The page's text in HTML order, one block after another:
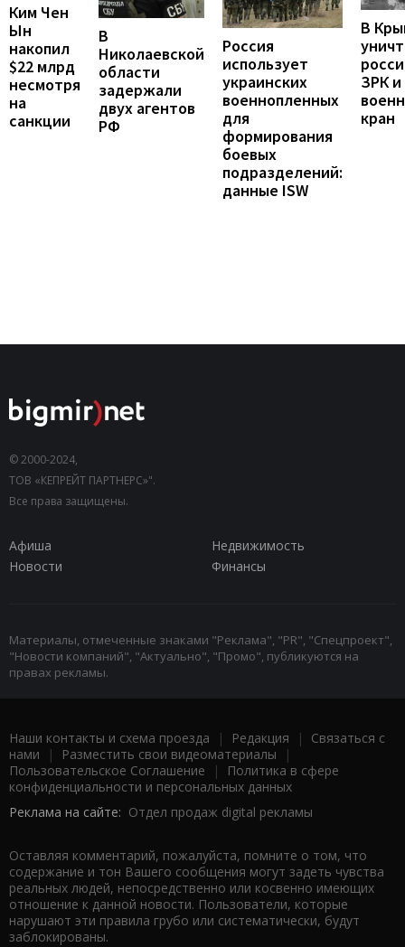
Ким Чен
Ын
накопил
$22 млрд
несмотря
на
санкции
В
Николаевской
области
задержали
двух агентов
РФ
Россия
использует
украинских
военнопленных
для
формирования
боевых
подразделений:
данные ISW
В
ЗРК и
кран
© 2000-2024,
ТОВ «КЕПРЕЙТ ПАРТНЕРС»".
Все права защищены.
Афиша
Недвижимость
Новости
Финансы
Материалы, отмеченные знаками "Реклама", "PR", "Спецпроект",
"Новости компаний", "Актуально", "Промо", публикуются на
правах рекламы.
Наши контакты и схема проезда | Редакция | Связаться с
нами | Разместить свои видеоматериалы |
Пользовательское Соглашение |
Политика в сфере
конфиденциальности и персональных данных
Реклама на сайте: Отдел продаж digital рекламы
Оставляя комментарий, пожалуйста, помните о том, что
содержание и тон Вашего сообщения могут задеть чувства
реальных людей, непосредственно или косвенно имеющих
отношение к данной новости. Пользователи, которые
нарушают эти правила грубо или систематически, будут
заблокированы.